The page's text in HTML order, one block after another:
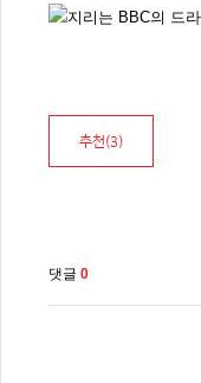
추천(3)
댓글 0